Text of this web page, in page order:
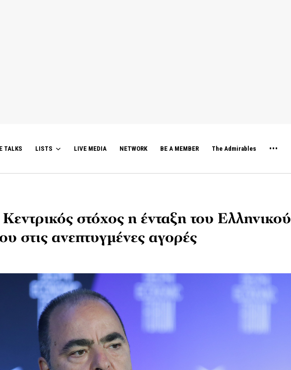
TALKS LISTS LIVE MEDIA NETWORK BE A MEMBER The Admirables
στόχος η ένταξη του Ελληνικού
στις ανεπτυγμένες αγορές